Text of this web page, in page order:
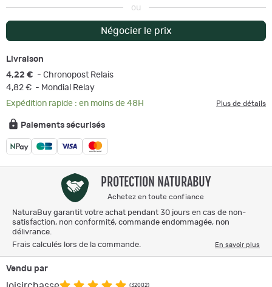
ou
Négocier le prix
Livraison
4,22 € - Chronopost Relais
4,82 € - Mondial Relay
Expédition rapide : en moins de 48H
Plus de détails
Paiements sécurisés
PROTECTION NATURABUY
Achetez en toute confiance
NaturaBuy garantit votre achat pendant 30 jours en cas de non-
satisfaction, non conformité, commande endommagée, non
délivrance.
Frais calculés lors de la commande.
En savoir plus
Vendu par
(32002)